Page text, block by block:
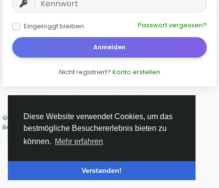
Diese Website verwendet Cookies, um das
bestmögliche Besuchererlebnis bieten zu
können. Mehr erfahren
Verstanden!
Eingeloggt bleiben Passwort vergessen?
Anmelden
Nicht registriert? Konto erstellen
© 2026 ART-5.de
Deutsch
Beschreibung Geschäftsbedingungen Datenschutz
Kontaktformular